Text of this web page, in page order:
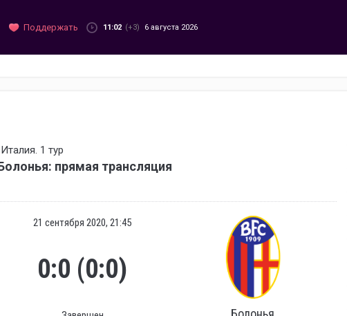
Поддержать 11:02 (+3) 6 августа 2026
1 тур
прямая трансляция
21 сентября 2020, 21:45
0:0 (0:0)